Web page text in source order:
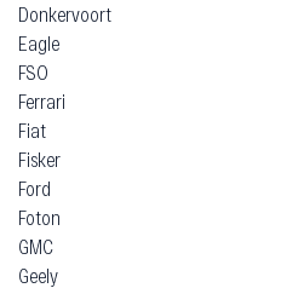
Donkervoort
Eagle
FSO
Ferrari
Fiat
Fisker
Ford
Foton
GMC
Geely